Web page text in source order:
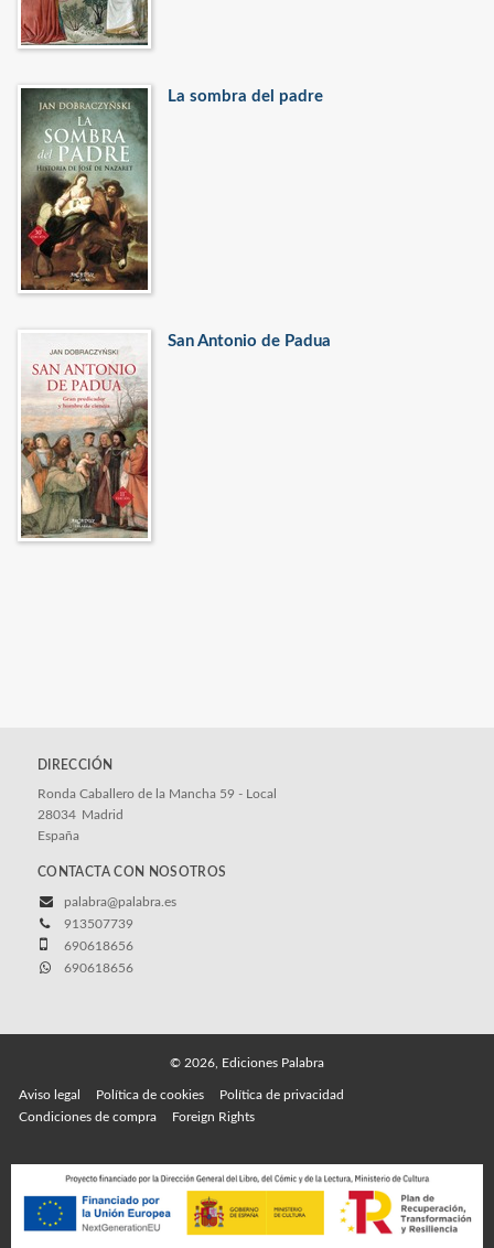
La sombra del padre
San Antonio de Padua
DIRECCIÓN
Ronda Caballero de la Mancha 59 - Local
28034 Madrid
España
CONTACTA CON NOSOTROS
palabra@palabra.es
913507739
690618656
690618656
© 2026, Ediciones Palabra
Aviso legal Política de cookies
Política de privacidad
Condiciones de compra
Foreign Rights